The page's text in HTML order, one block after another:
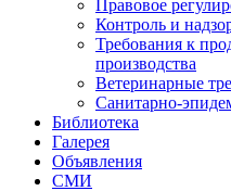
Правовое
Контроль и
Требования к
производства
Ветеринарные
Санитарно-
Библиотека
Галерея
Объявления
СМИ